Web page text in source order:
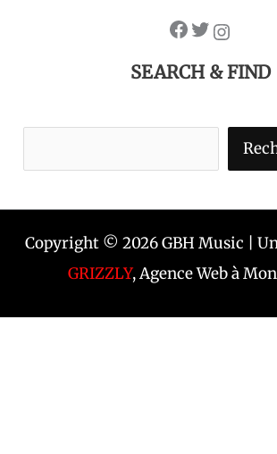
SEARCH & FIND
Copyright © 2026 GBH Music |
GRIZZLY, Agence Web à